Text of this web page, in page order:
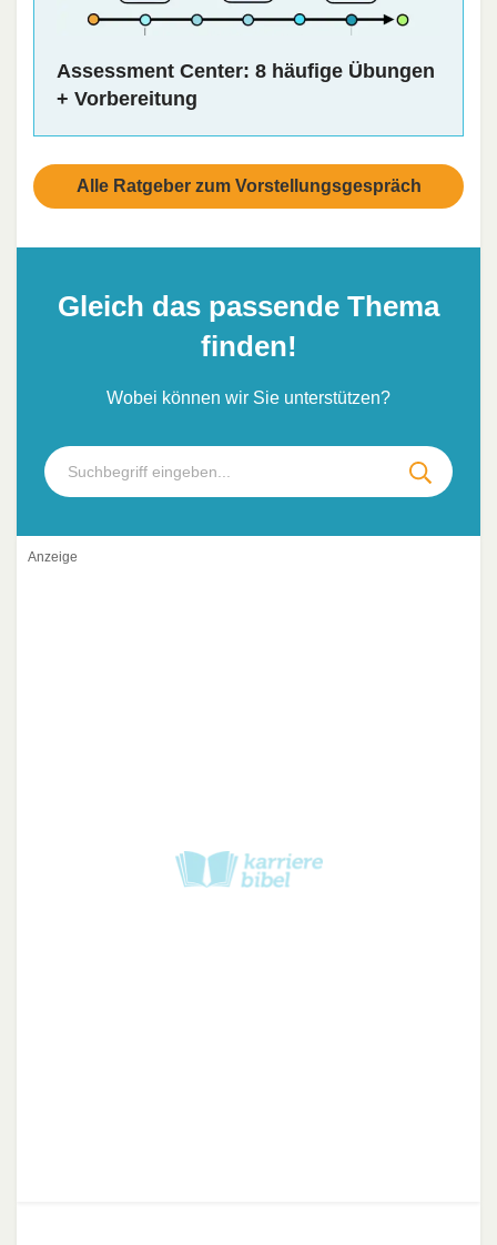
Assessment Center: 8 häufige Übungen
+ Vorbereitung
Alle Ratgeber zum Vorstellungsgespräch
Gleich das passende Thema
finden!
Wobei können wir Sie unterstützen?
Anzeige